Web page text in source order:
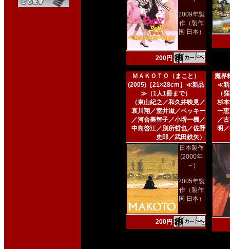
2009年製
作（製作
国 日本）
200円
ＭＡＫＯＴＯ（まこと）
(2005)［21×28cm］≪新品
≫（1人1冊まで）
（東山紀之／和久井映見／
哀川翔／室井滋／ベッキー
／河合美智子／小堺一機／
中島啓江／別所哲也／佐野
史郎／武田鉄矢）
日本製作
(2000年
～)
2005年製
作（製作
国 日本）
200円
魔界
≪新
（
杉
一
／
明